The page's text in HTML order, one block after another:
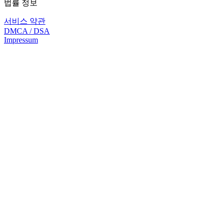
법률 정보
서비스 약관
DMCA / DSA
Impressum